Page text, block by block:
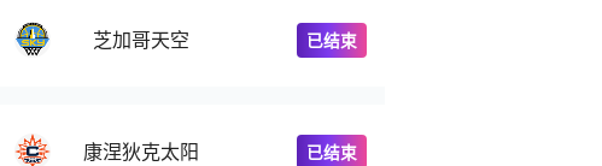
芝加哥天空 已结束
康涅狄克太阳 已结束